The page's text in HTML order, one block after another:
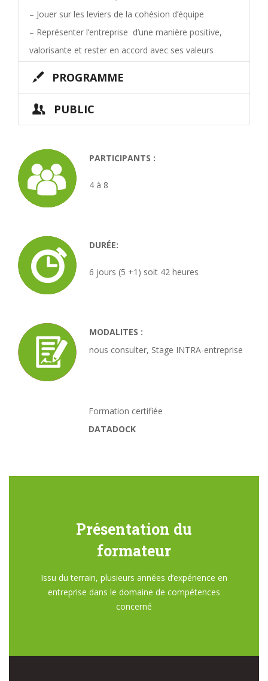
– Jouer sur les leviers de la cohésion d’équipe
– Représenter l’entreprise d’une manière positive,
valorisante et rester en accord avec ses valeurs
PROGRAMME
PUBLIC
PARTICIPANTS :
4 à 8
DURÉE:
6 jours (5 +1) soit 42 heures
MODALITES :
nous consulter, Stage INTRA-entreprise
Formation certifiée
DATADOCK
Présentation du
formateur
Issu du terrain, plusieurs années d’expérience en
entreprise dans le domaine de compétences
concerné